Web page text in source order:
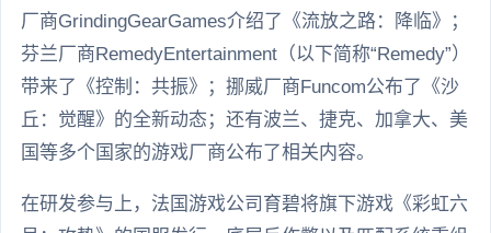
厂商GrindingGearGames介绍了《流放之路：降临》；
芬兰厂商RemedyEntertainment（以下简称“Remedy”）
带来了《控制：共振》；挪威厂商Funcom公布了《沙
丘：觉醒》的全新动态；还有波兰、捷克、加拿大、美
国等多个国家的游戏厂商公布了相关内容。
在研发参与上，法国游戏公司育碧将旗下游戏《彩虹六